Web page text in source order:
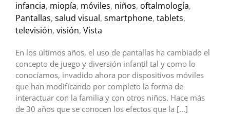
infancia, miopía, móviles, niños, oftalmología,
Pantallas, salud visual, smartphone, tablets,
televisión, visión, Vista
En los últimos años, el uso de pantallas ha cambiado el
concepto de juego y diversión infantil tal y como lo
conocíamos, invadido ahora por dispositivos móviles
que han modificando por completo la forma de
interactuar con la familia y con otros niños. Hace más
de 30 años que se conocen los efectos que la [...]